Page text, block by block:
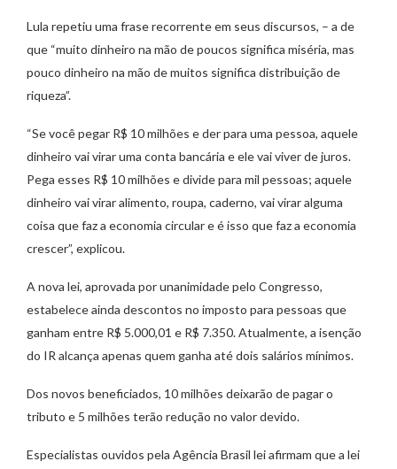
Lula repetiu uma frase recorrente em seus discursos, – a de
que “muito dinheiro na mão de poucos significa miséria, mas
pouco dinheiro na mão de muitos significa distribuição de
riqueza”.
“Se você pegar R$ 10 milhões e der para uma pessoa, aquele
dinheiro vai virar uma conta bancária e ele vai viver de juros.
Pega esses R$ 10 milhões e divide para mil pessoas; aquele
dinheiro vai virar alimento, roupa, caderno, vai virar alguma
coisa que faz a economia circular e é isso que faz a economia
crescer”, explicou.
A nova lei, aprovada por unanimidade pelo Congresso,
estabelece ainda descontos no imposto para pessoas que
ganham entre R$ 5.000,01 e R$ 7.350. Atualmente, a isenção
do IR alcança apenas quem ganha até dois salários mínimos.
Dos novos beneficiados, 10 milhões deixarão de pagar o
tributo e 5 milhões terão redução no valor devido.
Especialistas ouvidos pela Agência Brasil lei afirmam que a lei